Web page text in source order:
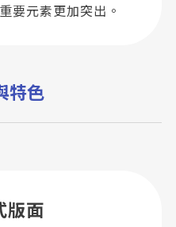
要元素更加突出。
特色
版面